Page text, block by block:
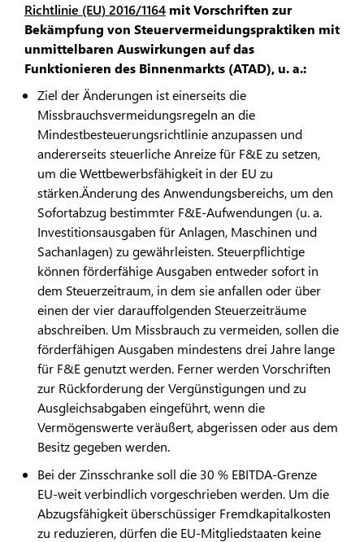
Richtlinie (EU) 2016/1164 mit Vorschriften zur
Bekämpfung von Steuervermeidungspraktiken mit
unmittelbaren Auswirkungen auf das
Funktionieren des Binnenmarkts (ATAD), u. a.:
Ziel der Änderungen ist einerseits die
Missbrauchsvermeidungsregeln an die
Mindestbesteuerungsrichtlinie anzupassen und
andererseits steuerliche Anreize für F&E zu setzen,
um die Wettbewerbsfähigkeit in der EU zu
stärken.Änderung des Anwendungsbereichs, um den
Sofortabzug bestimmter F&E-Aufwendungen (u. a.
Investitionsausgaben für Anlagen, Maschinen und
Sachanlagen) zu gewährleisten. Steuerpflichtige
können förderfähige Ausgaben entweder sofort in
dem Steuerzeitraum, in dem sie anfallen oder über
einen der vier darauffolgenden Steuerzeiträume
abschreiben. Um Missbrauch zu vermeiden, sollen die
förderfähigen Ausgaben mindestens drei Jahre lange
für F&E genutzt werden. Ferner werden Vorschriften
zur Rückforderung der Vergünstigungen und zu
Ausgleichsabgaben eingeführt, wenn die
Vermögenswerte veräußert, abgerissen oder aus dem
Besitz gegeben werden.
Bei der Zinsschranke soll die 30 % EBITDA-Grenze
EU-weit verbindlich vorgeschrieben werden. Um die
Abzugsfähigkeit überschüssiger Fremdkapitalkosten
zu reduzieren, dürfen die EU-Mitgliedstaaten keine